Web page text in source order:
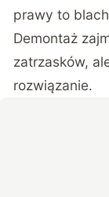
prawy to
Demontaż
zatrzasków,
rozwiązanie.